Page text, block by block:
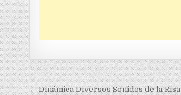
← Dinámica Diversos Sonidos de la Risa